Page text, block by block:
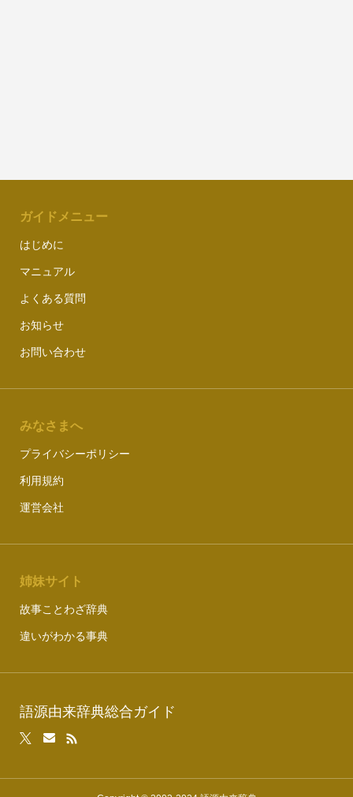
ガイドメニュー
はじめに
マニュアル
よくある質問
お知らせ
お問い合わせ
みなさまへ
プライバシーポリシー
利用規約
運営会社
姉妹サイト
故事ことわざ辞典
違いがわかる事典
語源由来辞典総合ガイド